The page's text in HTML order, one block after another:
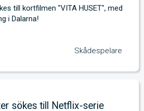
till kortfilmen "VITA HUSET", med
i Dalarna!
Skådespelare
sökes till Netflix-serie